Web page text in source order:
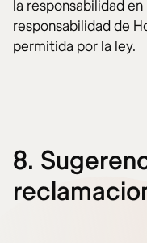
la responsabilidad
responsabilidad de
permitida por la ley.
8.